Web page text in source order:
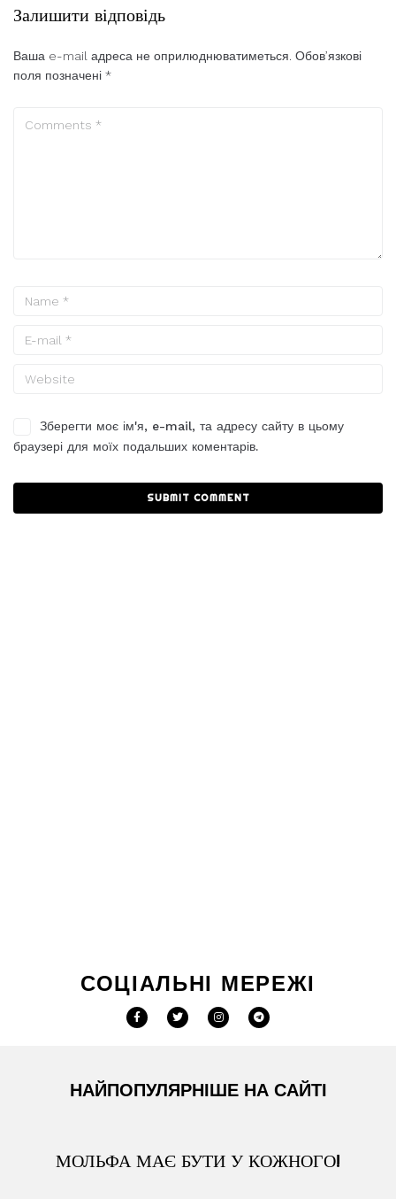
Залишити відповідь
Ваша e-mail адреса не оприлюднюватиметься. Обов’язкові
поля позначені *
Зберегти моє ім'я, e-mail, та адресу сайту в цьому
браузері для моїх подальших коментарів.
СОЦІАЛЬНІ МЕРЕЖІ
НАЙПОПУЛЯРНІШЕ НА САЙТІ
МОЛЬФА МАЄ БУТИ У КОЖНОГО!